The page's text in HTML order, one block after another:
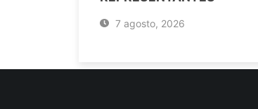
7 agosto, 2026